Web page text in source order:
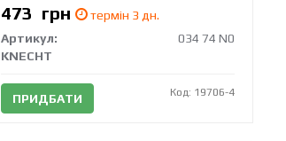
473 грн
термін 3 дн.
Артикул:
034 74 N0
KNECHT
ПРИДБАТИ Код: 19706-4